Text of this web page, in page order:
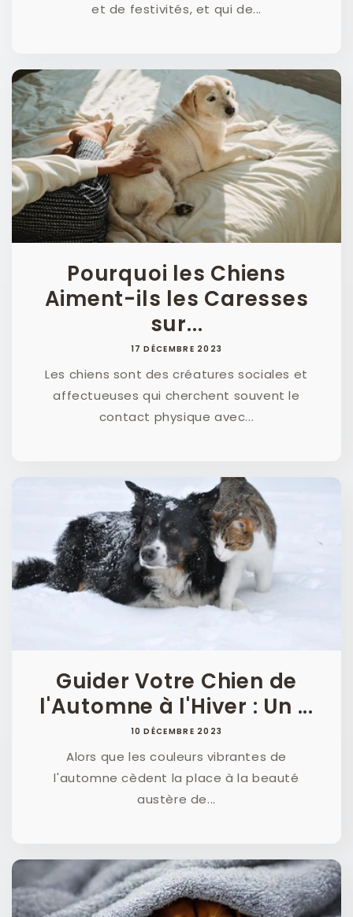
et de festivités, et qui de...
Pourquoi les Chiens
Aiment-ils les Caresses
sur...
17 DÉCEMBRE 2023
Les chiens sont des créatures sociales et
affectueuses qui cherchent souvent le
contact physique avec...
Guider Votre Chien de
l'Automne à l'Hiver : Un ...
10 DÉCEMBRE 2023
Alors que les couleurs vibrantes de
l'automne cèdent la place à la beauté
austère de...